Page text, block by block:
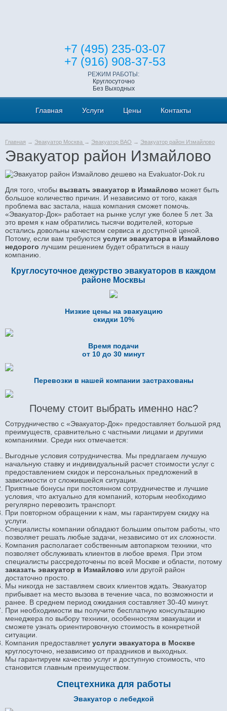
+7 (495) 235-03-07
+7 (916) 908-37-53
РЕЖИМ РАБОТЫ:
Круглосуточно
Без Выходных
Главная Услуги Цены Контакты
Главная → Эвакуатор Москва → Эвакуатор ВАО → Эвакуатор район Измайлово
Эвакуатор район Измайлово
Для того, чтобы вызвать эвакуатор в Измайлово может быть
большое количество причин. И независимо от того, какая
проблема вас застала, наша компания сможет помочь.
«Эвакуатор-Док» работает на рынке услуг уже более 5 лет. За
это время к нам обратились тысячи водителей, которые
остались довольны качеством сервиса и доступной ценой.
Потому, если вам требуются услуги эвакуатора в Измайлово
недорого лучшим решением будет обратиться в нашу
компанию.
Круглосуточное дежурство эвакуаторов в каждом
районе Москвы
Низкие цены на эвакуацию
скидки 10%
Время подачи
от 10 до 30 минут
Перевозки в нашей компании застрахованы
Почему стоит выбрать именно нас?
Сотрудничество с «Эвакуатор-Док» предоставляет большой ряд
преимуществ, сравнительно с частными лицами и другими
компаниями. Среди них отмечается:
Выгодные условия сотрудничества. Мы предлагаем лучшую
начальную ставку и индивидуальный расчет стоимости услуг с
предоставлением скидок и персональных предложений в
зависимости от сложившейся ситуации.
Приятные бонусы при постоянном сотрудничестве и лучшие
условия, что актуально для компаний, которым необходимо
регулярно перевозить транспорт.
При повторном обращении к нам, мы гарантируем скидку на
услуги.
Специалисты компании обладают большим опытом работы, что
позволяет решать любые задачи, независимо от их сложности.
Компания располагает собственным автопарком техники, что
позволяет обслуживать клиентов в любое время. При этом
специалисты рассредоточены по всей Москве и области, потому
заказать эвакуатор в Измайлово или другой район
достаточно просто.
Мы никогда не заставляем своих клиентов ждать. Эвакуатор
прибывает на место вызова в течение часа, по возможности и
ранее. В среднем период ожидания составляет 30-40 минут.
При необходимости вы получите бесплатную консультацию
менеджера по выбору техники, особенностям эвакуации и
сможете узнать ориентировочную стоимость в конкретной
ситуации.
Компания предоставляетуслуги эвакуатора в Москве
круглосуточно, независимо от праздников и выходных.
Мы гарантируем качество услуг и доступную стоимость, что
становится главным преимуществом.
Спецтехника для работы
Эвакуатор с лебедкой